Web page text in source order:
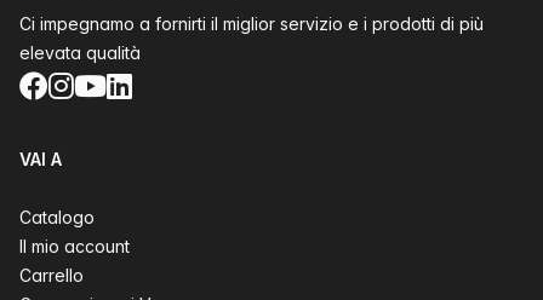
Ci impegnamo a fornirti il miglior servizio e i prodotti di più
elevata qualità
Facebook
Instagram
YouTube
LinkedIn
VAI A
Catalogo
Il mio account
Carrello